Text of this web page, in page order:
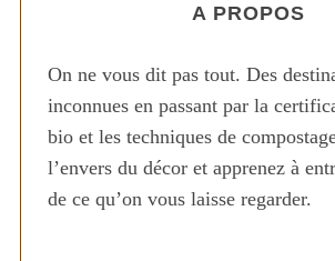
A PROPOS
On ne vous dit pas tout. Des
inconnues en passant par la
bio et les techniques de
l’envers du décor et apprenez à
de ce qu’on vous laisse regarder.